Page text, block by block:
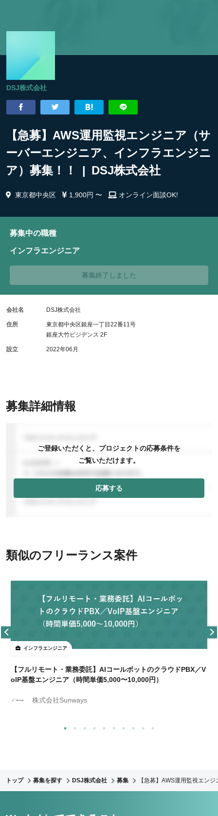
DSJ株式会社
【急募】AWS運用監視エンジニア（サ
ーバーエンジニア、インフラエンジニ
ア）募集！！ | DSJ株式会社
東京都中央区 1,900円 〜 オンライン面談OK!
募集詳細情報
ご登録いただくと、プロジェクトの応募条件を
ご覧いただけます。
応募する
募集中の職種
インフラエンジニア
募集終了しました
会社名 DSJ株式会社
住所
東京都中央区銀座一丁目22番11号
銀座大竹ビジデンス 2F
設立 2022年06月
類似のフリーランス案件
インフラエンジニア
【フルリモート・業務委託】AIコールボットのクラウドPBX／V
oIP基盤エンジニア（時間単価5,000〜10,000円）
株式会社Sunways
トップ 募集を探す DSJ株式会社 募集 【急募】AWS運用監視エン